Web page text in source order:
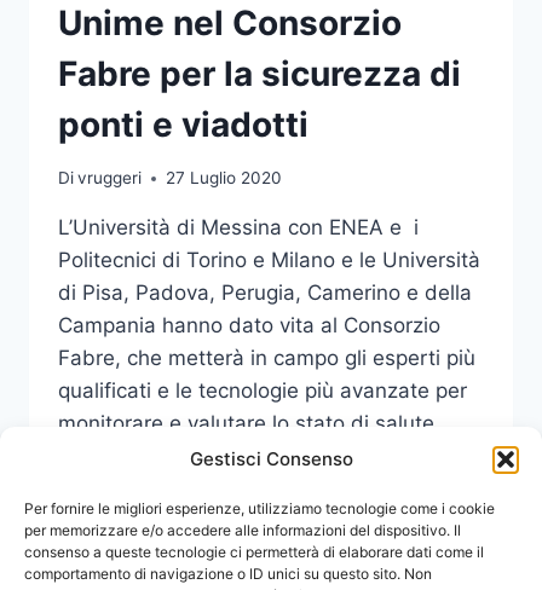
Gestisci Consenso
Per fornire le migliori esperienze, utilizziamo tecnologie come i cookie
per memorizzare e/o accedere alle informazioni del dispositivo. Il
consenso a queste tecnologie ci permetterà di elaborare dati come il
comportamento di navigazione o ID unici su questo sito. Non
Unime nel Consorzio
Fabre per la sicurezza di
ponti e viadotti
Divruggeri 27 Luglio 2020
L’Università di Messina con ENEA e i
Politecnici di Torino e Milano e le Università
di Pisa, Padova, Perugia, Camerino e della
Campania hanno dato vita al Consorzio
Fabre, che metterà in campo gli esperti più
qualificati e le tecnologie più avanzate per
monitorare e valutare lo stato di salute
delle infrastrutture stradali del nostro…
LEGGI DI PIÙUNIME
NEL
CONSORZIO
FABRE